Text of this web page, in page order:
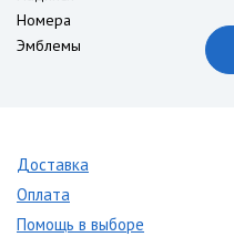
Номера
Эмблемы
Доставка
Оплата
Помощь в выборе